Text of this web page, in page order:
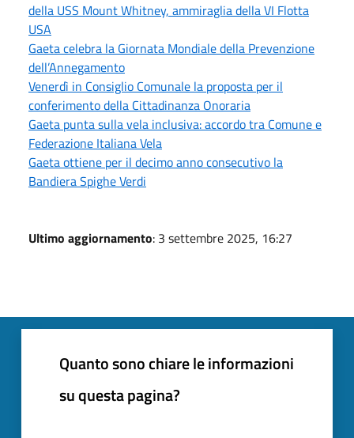
della USS Mount Whitney, ammiraglia della VI Flotta
USA
Gaeta celebra la Giornata Mondiale della Prevenzione
dell’Annegamento
Venerdì in Consiglio Comunale la proposta per il
conferimento della Cittadinanza Onoraria
Gaeta punta sulla vela inclusiva: accordo tra Comune e
Federazione Italiana Vela
Gaeta ottiene per il decimo anno consecutivo la
Bandiera Spighe Verdi
Ultimo aggiornamento: 3 settembre 2025, 16:27
Quanto sono chiare le informazioni
su questa pagina?